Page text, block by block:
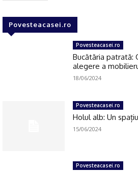
Povesteacasei.ro
Povesteacasei.ro
Bucătăria patrată:
alegere a
18/06/2024
Povesteacasei.ro
Holul alb: Un
15/06/2024
Povesteacasei.ro